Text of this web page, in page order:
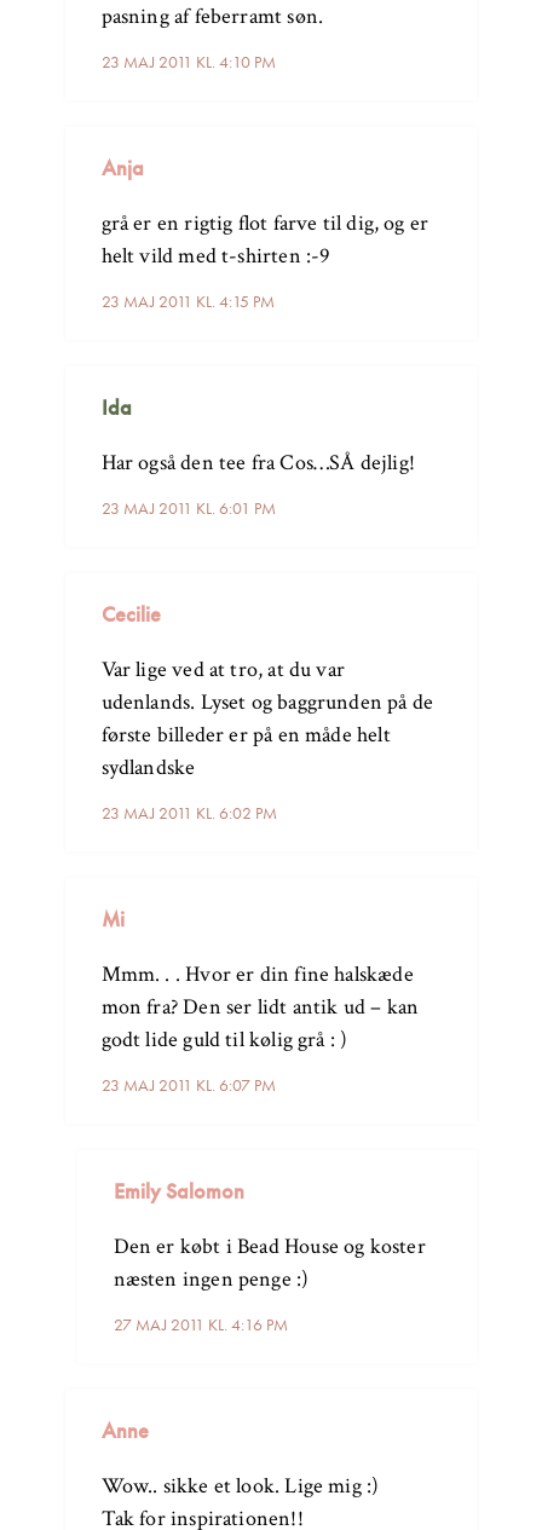
23 MAJ 2011 KL. 4:10 PM
pasning af feberramt søn.
Anja
23 MAJ 2011 KL. 4:15 PM
grå er en rigtig flot farve til dig, og er
helt vild med t-shirten :-9
Ida
23 MAJ 2011 KL. 6:01 PM
Har også den tee fra Cos…SÅ dejlig!
Cecilie
23 MAJ 2011 KL. 6:02 PM
Var lige ved at tro, at du var
udenlands. Lyset og baggrunden på de
første billeder er på en måde helt
sydlandske
Mi
23 MAJ 2011 KL. 6:07 PM
Mmm. . . Hvor er din fine halskæde
mon fra? Den ser lidt antik ud – kan
godt lide guld til kølig grå : )
Emily Salomon
27 MAJ 2011 KL. 4:16 PM
Den er købt i Bead House og koster
næsten ingen penge :)
Anne
Wow.. sikke et look. Lige mig :)
Tak for inspirationen!!